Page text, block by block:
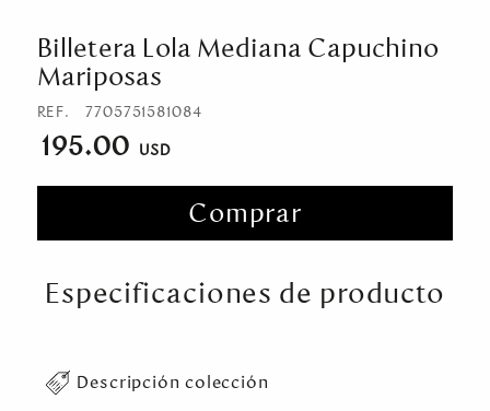
Billetera Lola Mediana Capuchino
Mariposas
REF. 7705751581084
195.00
Comprar
Especificaciones de producto
Descripción colección